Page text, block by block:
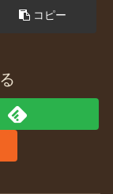
コピー